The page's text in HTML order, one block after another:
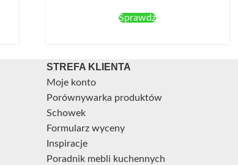
Sprawdź
STREFA KLIENTA
Moje konto
Porównywarka produktów
Schowek
Formularz wyceny
Inspiracje
Poradnik mebli kuchennych